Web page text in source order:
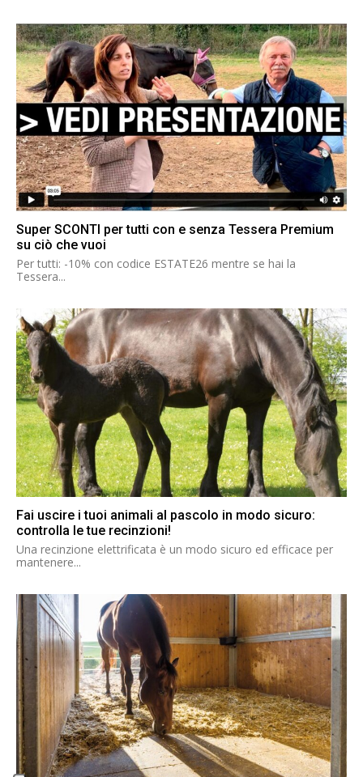
Super SCONTI per tutti con e senza Tessera Premium
su ciò che vuoi
Per tutti: -10% con codice ESTATE26 mentre se hai la
Tessera...
Fai uscire i tuoi animali al pascolo in modo sicuro:
controlla le tue recinzioni!
Una recinzione elettrificata è un modo sicuro ed efficace per
mantenere...